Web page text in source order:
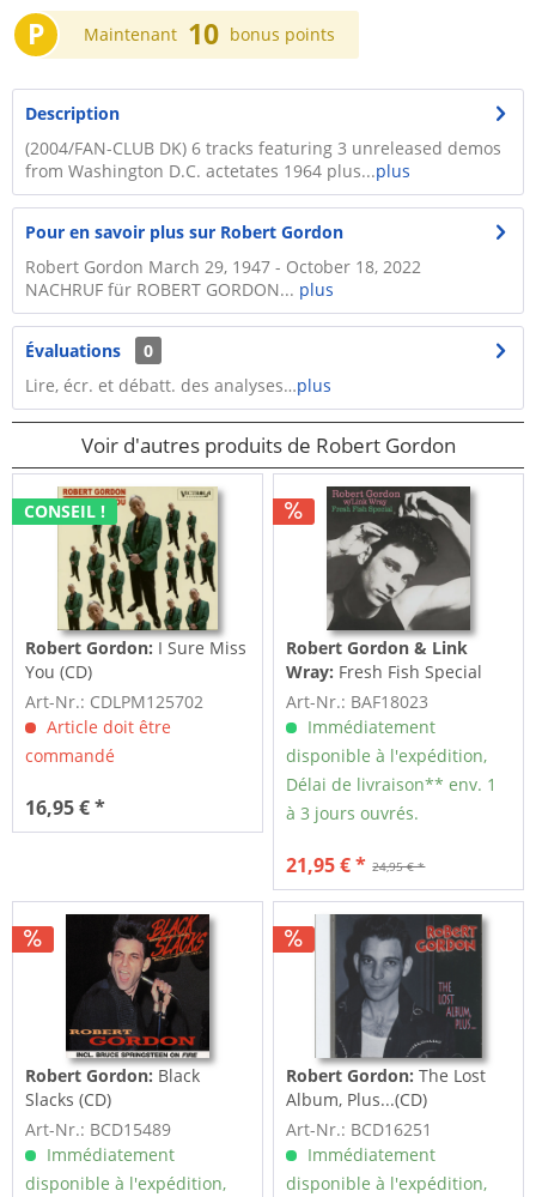
P Maintenant 10 bonus points
Description
(2004/FAN-CLUB DK) 6 tracks featuring 3 unreleased demos
from Washington D.C. actetates 1964 plus...plus
Pour en savoir plus sur Robert Gordon
Robert Gordon March 29, 1947 - October 18, 2022
NACHRUF für ROBERT GORDON... plus
Évaluations
0
Lire, écr. et débatt. des analyses…plus
Voir d'autres produits de Robert Gordon
CONSEIL !
Robert Gordon: I Sure Miss
You (CD)
Art-Nr.: CDLPM125702
Article doit être
commandé
16,95 € *
Robert Gordon & Link
Wray: Fresh Fish Special
(LP, 180gr Vinyl)
Art-Nr.: BAF18023
Immédiatement
disponible à l'expédition,
Délai de livraison** env. 1
à 3 jours ouvrés.
24,95 € *
21,95 € *
Robert Gordon: Black
Slacks (CD)
Art-Nr.: BCD15489
Immédiatement
disponible à l'expédition,
Robert Gordon:The Lost
Album, Plus...(CD)
Art-Nr.: BCD16251
Immédiatement
disponible à l'expédition,